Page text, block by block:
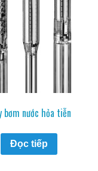
bơm nước hỏa tiễn
Đọc tiếp